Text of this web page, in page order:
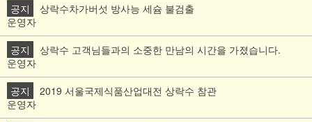
공지
상락수차가버섯 방사능 세슘 불검출
운영자
공지
상락수 고객님들과의 소중한 만남의 시간을 가졌습니다.
운영자
공지
2019 서울국제식품산업대전 상락수 참관
운영자